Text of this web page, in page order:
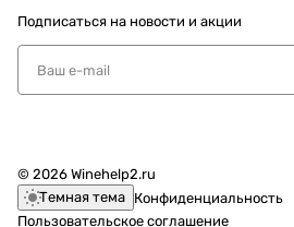
Подписаться на новости и акции
© 2026 Winehelp2.ru
Темная тема Конфиденциальность
Пользовательское соглашение